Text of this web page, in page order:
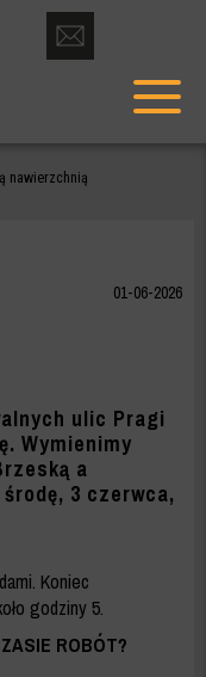
otwórz
formularz
kontaktowy
menu
nawierzchnią
01-06-2026
ulic Pragi
Wymienimy
a
3 czerwca,
Koniec
godziny 5.
ROBÓT?